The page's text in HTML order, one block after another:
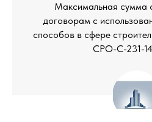
Максимальная сумма
договорам с
способов в сфере
СРО-С-231-